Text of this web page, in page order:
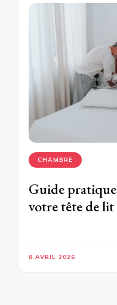
CHAMBRE
Guide
votre tête de lit
8 AVRIL 2026